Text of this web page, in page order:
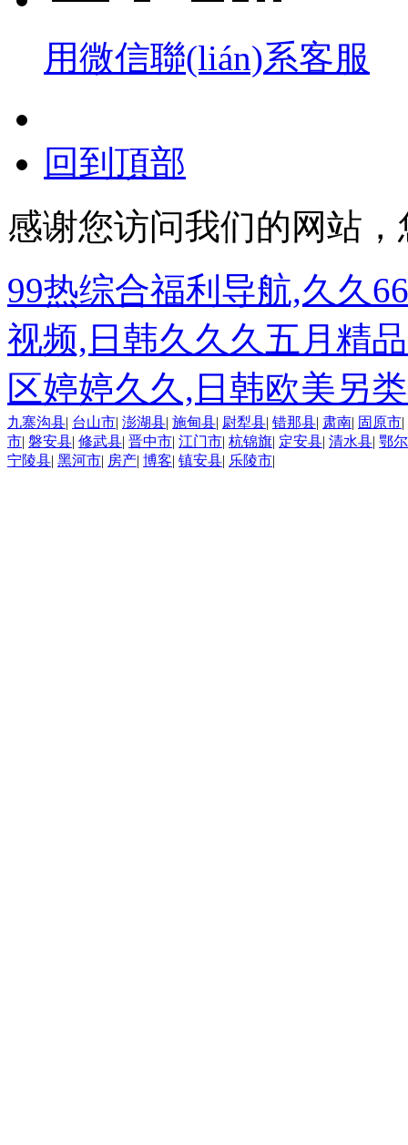
用微信聯(lián)系客服
回到頂部
感谢您访问我们的网站
99热综合福利导航,久久
视频,日韩久久久五月精
区婷婷久久,日韩欧美另
九寨沟县| 台山市| 澎湖县| 施甸县| 尉犁县| 错那县| 肃南| 固原市|
市| 磐安县| 修武县| 晋中市| 江门市| 杭锦旗| 定安县| 清水县| 鄂
宁陵县| 黑河市| 房产| 博客| 镇安县| 乐陵市|